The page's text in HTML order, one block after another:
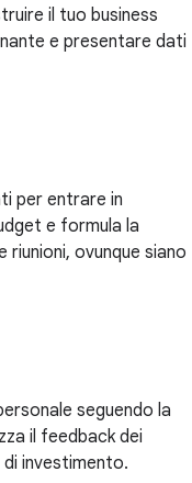
il tuo business
e presentare dati
per entrare in
e formula la
ovunque siano
seguendo la
il feedback dei
investimento.